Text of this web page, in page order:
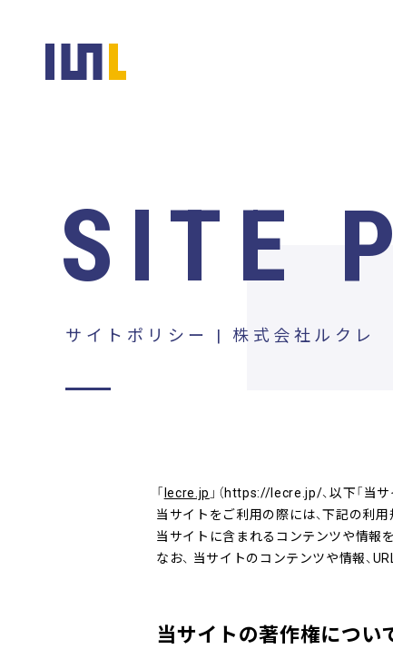
SITE
サイトポリシー | 株式会社ルクレ
「lecre.jp 」（https://lecre.jp/、以下「当
当サイトをご利用の際には、下記の利
当サイトに含まれるコンテンツや情報
なお、 当サイトのコンテンツや情報、
当サイトの著作権につい